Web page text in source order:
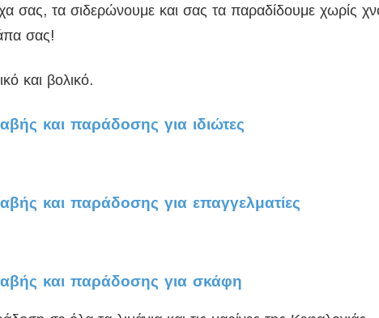
σας, τα σιδερώνουμε και σας τα παραδίδουμε χωρίς
σας!
και βολικό.
και παράδοσης για ιδιώτες
και παράδοσης για επαγγελματίες
και παράδοσης για σκάφη